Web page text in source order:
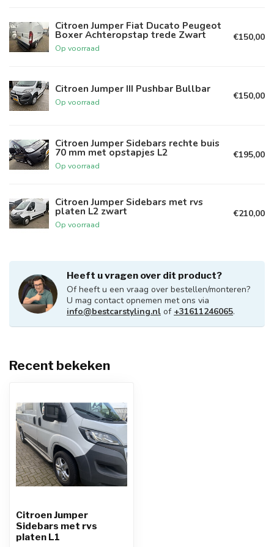
Citroen Jumper Fiat Ducato Peugeot
Boxer Achteropstap trede Zwart
Op voorraad
€150,00
Citroen Jumper III Pushbar Bullbar
Op voorraad
€150,00
Citroen Jumper Sidebars rechte buis
70 mm met opstapjes L2
Op voorraad
€195,00
Citroen Jumper Sidebars met rvs
platen L2 zwart
Op voorraad
€210,00
Heeft u vragen over dit product?
Of heeft u een vraag over bestellen/monteren?
U mag contact opnemen met ons via
info@bestcarstyling.nl of +31611246065.
Recent bekeken
Citroen Jumper
Sidebars met rvs
platen L1